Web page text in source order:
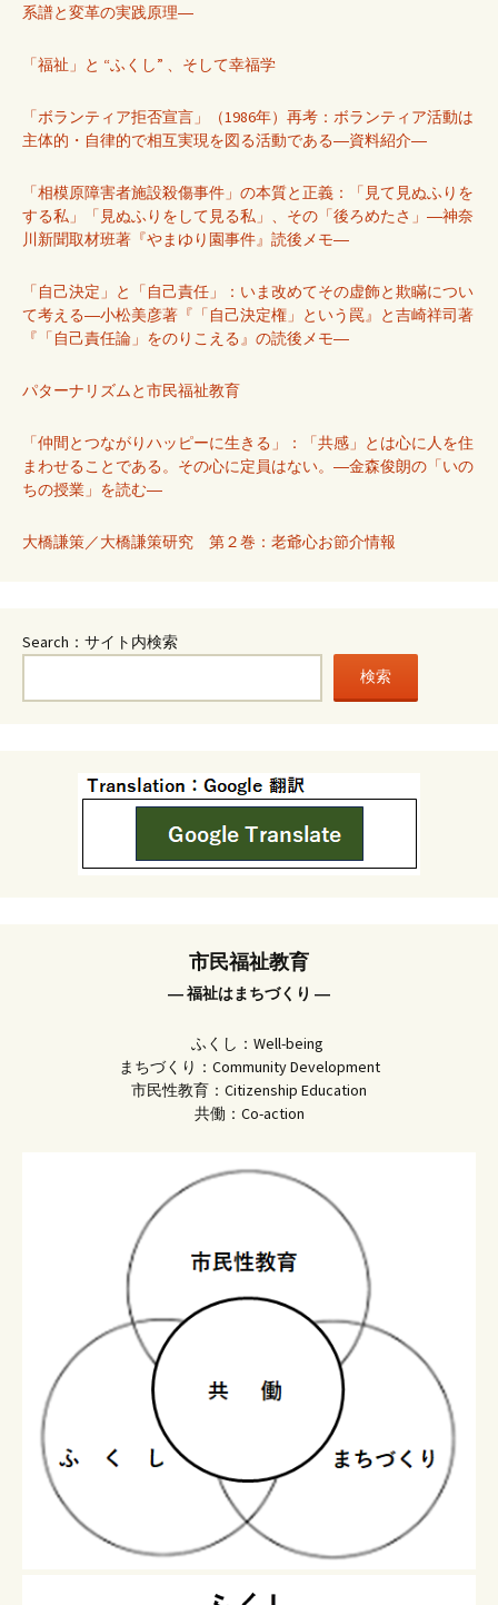
系譜と変革の実践原理―
「福祉」と “ふくし” 、そして幸福学
「ボランティア拒否宣言」（1986年）再考：ボランティア活動は
主体的・自律的で相互実現を図る活動である―資料紹介―
「相模原障害者施設殺傷事件」の本質と正義：「見て見ぬふりを
する私」「見ぬふりをして見る私」、その「後ろめたさ」―神奈
川新聞取材班著『やまゆり園事件』読後メモ―
「自己決定」と「自己責任」：いま改めてその虚飾と欺瞞につい
て考える―小松美彦著『「自己決定権」という罠』と吉崎祥司著
『「自己責任論」をのりこえる』の読後メモ―
パターナリズムと市民福祉教育
「仲間とつながりハッピーに生きる」：「共感」とは心に人を住
まわせることである。その心に定員はない。―金森俊朗の「いの
ちの授業」を読む―
大橋謙策／大橋謙策研究 第２巻：老爺心お節介情報
Search：サイト内検索
検索
市民福祉教育
― 福祉はまちづくり ―
ふくし：Well-being
まちづくり：Community Development
市民性教育：Citizenship Education
共働：Co-action